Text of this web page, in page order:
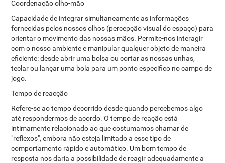
Coordenação olho-mão
Capacidade de integrar simultaneamente as informações
fornecidas pelos nossos olhos (percepção visual do espaço) para
orientar o movimento das nossas mãos. Permite-nos interagir
com o nosso ambiente e manipular qualquer objeto de maneira
eficiente: desde abrir uma bolsa ou cortar as nossas unhas,
teclar ou lançar uma bola para um ponto específico no campo de
jogo.
Tempo de reacção
Refere-se ao tempo decorrido desde quando percebemos algo
até respondermos de acordo. O tempo de reação está
intimamente relacionado ao que costumamos chamar de
"reflexos", embora não esteja limitado a esse tipo de
comportamento rápido e automático. Um bom tempo de
resposta nos daria a possibilidade de reagir adequadamente a